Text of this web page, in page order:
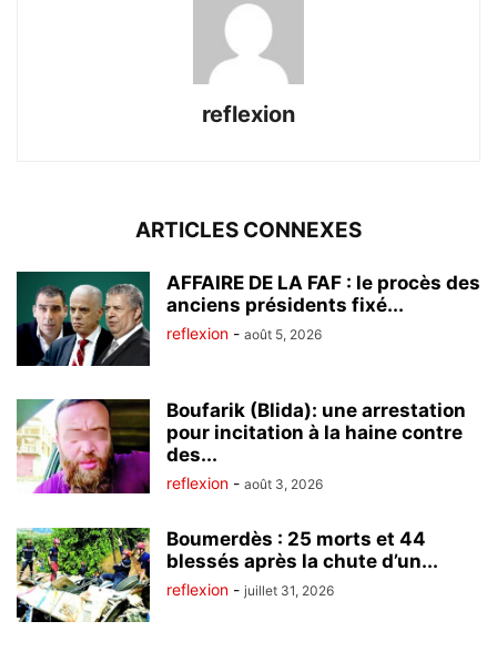
reflexion
ARTICLES CONNEXES
AFFAIRE DE LA FAF : le procès des
anciens présidents fixé...
reflexion - août 5, 2026
Boufarik (Blida): une arrestation
pour incitation à la haine contre
des...
reflexion - août 3, 2026
Boumerdès : 25 morts et 44
blessés après la chute d’un...
reflexion - juillet 31, 2026